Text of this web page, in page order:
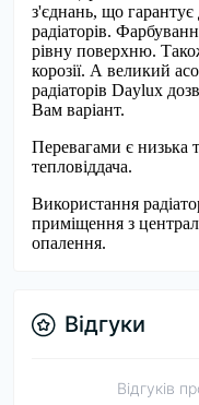
з'єднань, що гарантує
радіаторів.
рівну поверхню.
корозії. А великий
радіаторів Daylux
Вам варіант.
Перевагами є низька
тепловіддача.
Використання
приміщення з
опалення.
Відгуки
Відгуків